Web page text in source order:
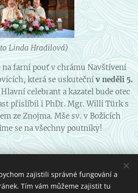
Linda Hradilová)
na farní pouť v chrámu Navštívení
která se uskutečnív neděli 5.
celebrant a kazatel bude otec
přislíbil i PhDr. Mgr. Willi Türk s
ze Znojma. Mše sv. v Božicích
se na všechny poutníky!
zajistili správné fungování a
Tím vám můžeme zajistit tu